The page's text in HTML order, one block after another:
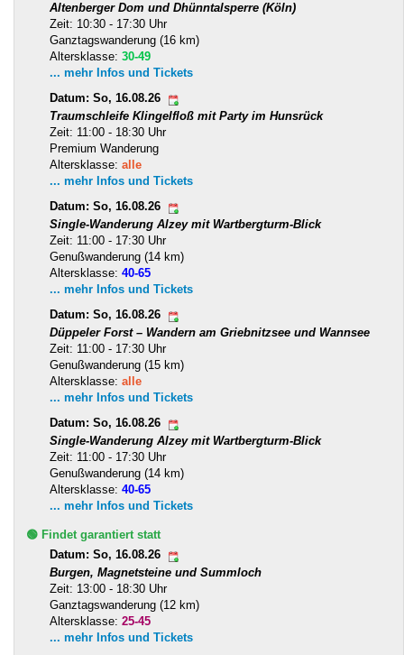
Altenberger Dom und Dhünntalsperre (Köln)
Zeit: 10:30 - 17:30 Uhr
Ganztagswanderung (16 km)
Altersklasse: 30-49
... mehr Infos und Tickets
Datum: So, 16.08.26
Traumschleife Klingelfloß mit Party im Hunsrück
Zeit: 11:00 - 18:30 Uhr
Premium Wanderung
Altersklasse: alle
... mehr Infos und Tickets
Datum: So, 16.08.26
Single-Wanderung Alzey mit Wartbergturm-Blick
Zeit: 11:00 - 17:30 Uhr
Genußwanderung (14 km)
Altersklasse: 40-65
... mehr Infos und Tickets
Datum: So, 16.08.26
Düppeler Forst – Wandern am Griebnitzsee und Wannsee
Zeit: 11:00 - 17:30 Uhr
Genußwanderung (15 km)
Altersklasse: alle
... mehr Infos und Tickets
Datum: So, 16.08.26
Single-Wanderung Alzey mit Wartbergturm-Blick
Zeit: 11:00 - 17:30 Uhr
Genußwanderung (14 km)
Altersklasse: 40-65
... mehr Infos und Tickets
🟢 Findet garantiert statt
Datum: So, 16.08.26
Burgen, Magnetsteine und Summloch
Zeit: 13:00 - 18:30 Uhr
Ganztagswanderung (12 km)
Altersklasse: 25-45
... mehr Infos und Tickets